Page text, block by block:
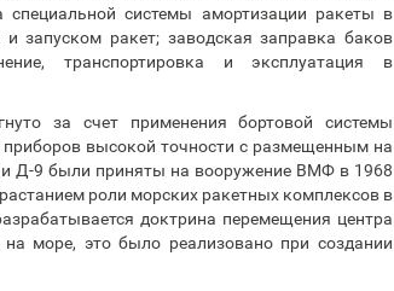
системы амортизации ракеты в
и запуском ракет; заводская заправка баков
транспортировка и эксплуатация в
за счет применения бортовой системы
высокой точности с размещенным на
Д-9 были приняты на вооружение ВМФ в 1968
роли морских ракетных комплексов в
доктрина перемещения центра
на море, это было реализовано при создании